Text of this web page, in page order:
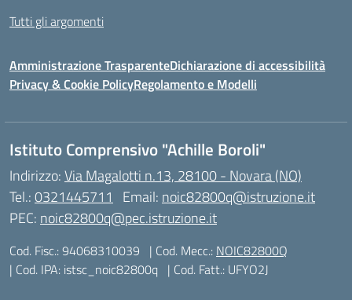
Tutti gli argomenti
Amministrazione TrasparenteDichiarazione di accessibilità
Privacy & Cookie PolicyRegolamento e Modelli
Istituto Comprensivo "Achille Boroli"
Indirizzo:Via Magalotti n.13, 28100 - Novara (NO)
Tel.:0321445711 Email: noic82800q@istruzione.it
PEC: noic82800q@pec.istruzione.it
Cod. Fisc.: 94068310039 | Cod. Mecc.: NOIC82800Q
| Cod. IPA: istsc_noic82800q | Cod. Fatt.: UFYO2J